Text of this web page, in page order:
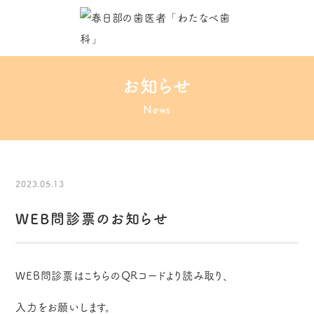
お知らせ
News
2023.05.13
WEB問診票のお知らせ
WEB問診票はこちらのQRコードより読み取り、
入力をお願いします。